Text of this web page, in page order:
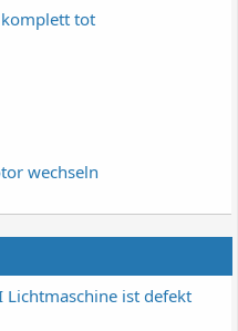
komplett tot
wechseln
Lichtmaschine ist defekt